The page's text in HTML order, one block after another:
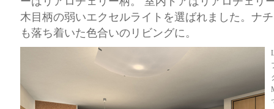
木目柄の弱いエクセルライトを選ばれました。ナ
も落ち着いた色合いのリビングに。